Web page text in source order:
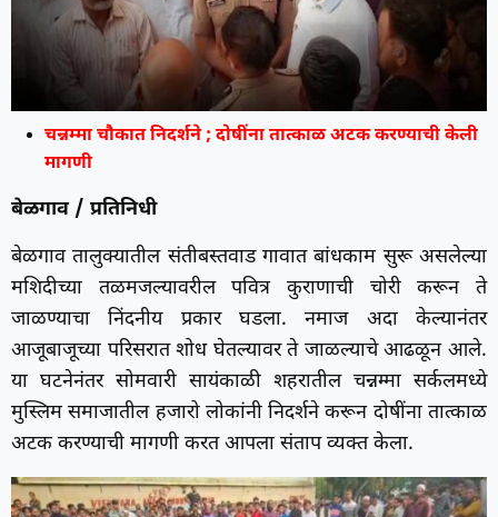
चन्नम्मा चौकात निदर्शने ; दोषींना तात्काळ अटक करण्याची केली
मागणी
बेळगाव / प्रतिनिधी
बेळगाव तालुक्यातील संतीबस्तवाड गावात बांधकाम सुरू असलेल्या
मशिदीच्या तळमजल्यावरील पवित्र कुराणाची चोरी करून ते
जाळण्याचा निंदनीय प्रकार घडला. नमाज अदा केल्यानंतर
आजूबाजूच्या परिसरात शोध घेतल्यावर ते जाळल्याचे आढळून आले.
या घटनेनंतर सोमवारी सायंकाळी शहरातील चन्नम्मा सर्कलमध्ये
मुस्लिम समाजातील हजारो लोकांनी निदर्शने करून दोषींना तात्काळ
अटक करण्याची मागणी करत आपला संताप व्यक्त केला.